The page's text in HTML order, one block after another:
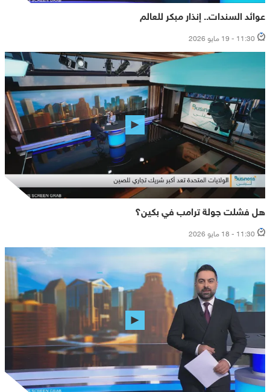
عوائد السندات.. إنذار مبكر للعالم
11:30 - 19 مايو 2026
هل فشلت جولة ترامب في بكين؟
11:30 - 18 مايو 2026